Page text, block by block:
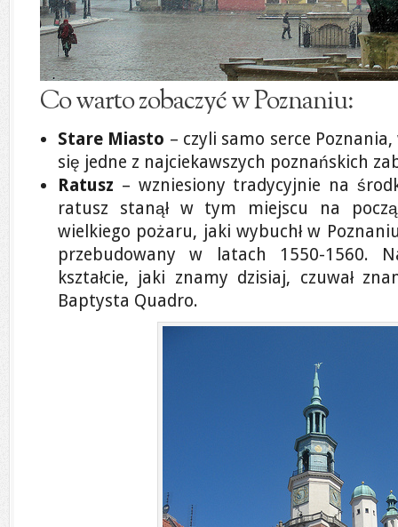
Co warto zobaczyć w Poznaniu:
Stare Miasto – czyli samo serce
się jedne z najciekawszych poznańskich
Ratusz – wzniesiony tradycyjnie na
ratusz stanął w tym miejscu na
wielkiego pożaru, jaki wybuchł w
przebudowany w latach 1550-1560.
kształcie, jaki znamy dzisiaj, czuwał
Baptysta Quadro.